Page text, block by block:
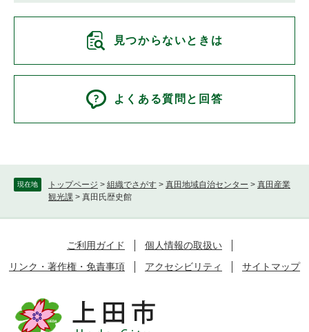
現在地 トップページ > 組織でさがす > 真田地域自治センター > 真田産業
観光課 > 真田氏歴史館
見つからないときは
よくある質問と回答
ご利用ガイド
個人情報の取扱い
リンク・著作権・免責事項
アクセシビリティ サイトマップ